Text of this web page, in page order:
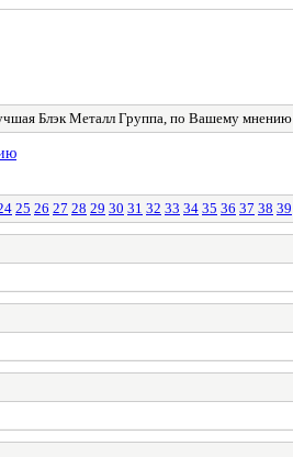
Блэк Металл Группа, по Вашему мнению
25 26 27 28 29 30 31 32 33 34 35 36 37 38 39